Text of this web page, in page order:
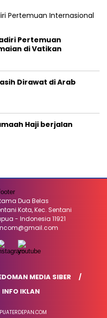
Pertemuan
di Vatikan
Dirawat di Arab
Haji berjalan
Dua Belas
Kota, Kec. Sentani
- Indonesia 11921
MEDIA SIBER
INFO IKLAN